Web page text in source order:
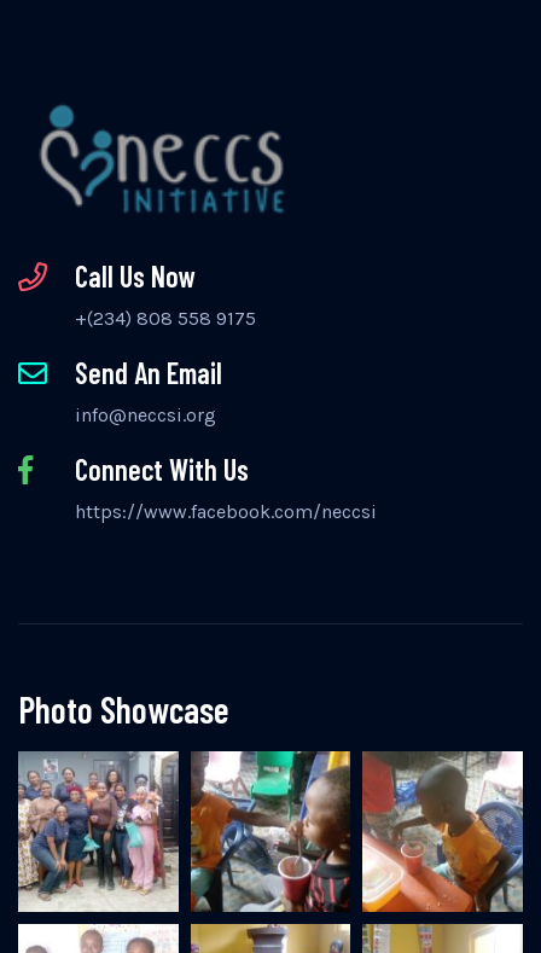
Call Us Now
+(234) 808 558 9175
Send An Email
info@neccsi.org
Connect With Us
https://www.facebook.com/neccsi
Photo Showcase